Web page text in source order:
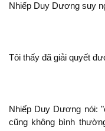
Nhiếp Duy Dương suy
Tôi thấy giải quyết
Nhiếp Duy Dương : "
cũng
bình